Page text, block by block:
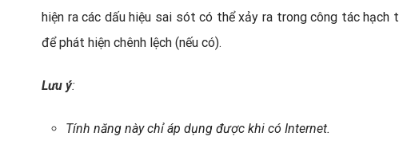
hiện ra các dấu hiệu sai sót có thể xảy ra trong công tác
để phát hiện chênh lệch (nếu có).
Lưu ý:
Tính năng này chỉ áp dụng được khi có Internet.